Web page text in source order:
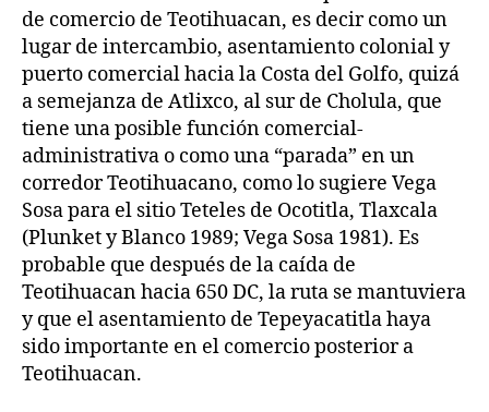
de comercio de Teotihuacan, es decir como un
lugar de intercambio, asentamiento colonial y
puerto comercial hacia la Costa del Golfo, quizá
a semejanza de Atlixco, al sur de Cholula, que
tiene una posible función comercial-
administrativa o como una “parada” en un
corredor Teotihuacano, como lo sugiere Vega
Sosa para el sitio Teteles de Ocotitla, Tlaxcala
(Plunket y Blanco 1989; Vega Sosa 1981). Es
probable que después de la caída de
Teotihuacan hacia 650 DC, la ruta se mantuviera
y que el asentamiento de Tepeyacatitla haya
sido importante en el comercio posterior a
Teotihuacan.